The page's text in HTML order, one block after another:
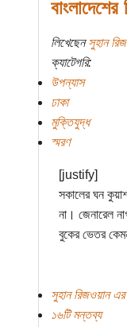
বাংলাদেশের
লিখেছেনসুহান
ক্যাটেগরি:
উপন্যাস
ঢাকা
মুক্তিযুদ্ধ
স্মরণ
[justify]
সকালের ঘন
না। জেনারেল
বুকের ভেতর
সুহান রিজওয়ান
১৬টি মন্তব্য